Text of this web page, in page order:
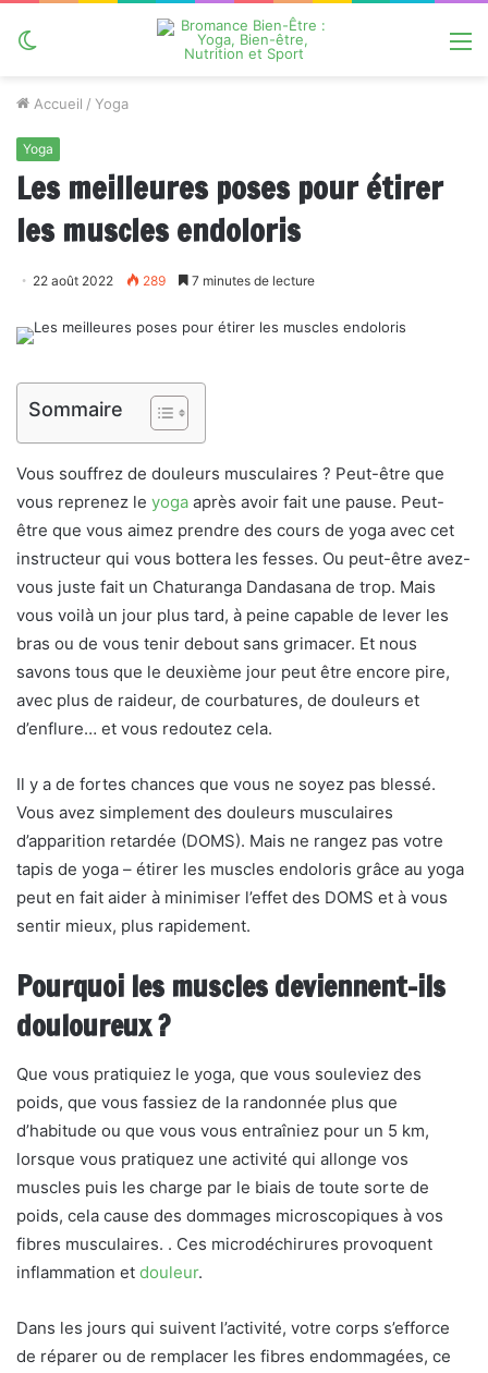
Accueil / Yoga
Yoga
Les meilleures poses pour étirer
les muscles endoloris
22 août 2022 289 7 minutes de lecture
Sommaire
Vous souffrez de douleurs musculaires ? Peut-être que
vous reprenez le yoga après avoir fait une pause. Peut-
être que vous aimez prendre des cours de yoga avec cet
instructeur qui vous bottera les fesses. Ou peut-être avez-
vous juste fait un Chaturanga Dandasana de trop. Mais
vous voilà un jour plus tard, à peine capable de lever les
bras ou de vous tenir debout sans grimacer. Et nous
savons tous que le deuxième jour peut être encore pire,
avec plus de raideur, de courbatures, de douleurs et
d’enflure… et vous redoutez cela.
Il y a de fortes chances que vous ne soyez pas blessé.
Vous avez simplement des douleurs musculaires
d’apparition retardée (DOMS). Mais ne rangez pas votre
tapis de yoga – étirer les muscles endoloris grâce au yoga
peut en fait aider à minimiser l’effet des DOMS et à vous
sentir mieux, plus rapidement.
Pourquoi les muscles deviennent-ils
douloureux ?
Que vous pratiquiez le yoga, que vous souleviez des
poids, que vous fassiez de la randonnée plus que
d’habitude ou que vous vous entraîniez pour un 5 km,
lorsque vous pratiquez une activité qui allonge vos
muscles puis les charge par le biais de toute sorte de
poids, cela cause des dommages microscopiques à vos
fibres musculaires. . Ces microdéchirures provoquent
inflammation et douleur.
Dans les jours qui suivent l’activité, votre corps s’efforce
de réparer ou de remplacer les fibres endommagées, ce